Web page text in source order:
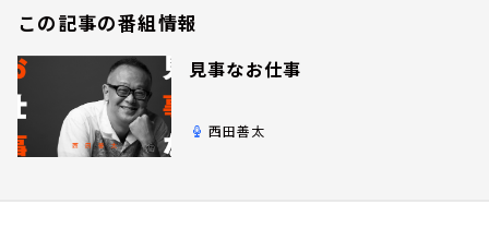
この記事の番組情報
見事なお仕事
西田善太